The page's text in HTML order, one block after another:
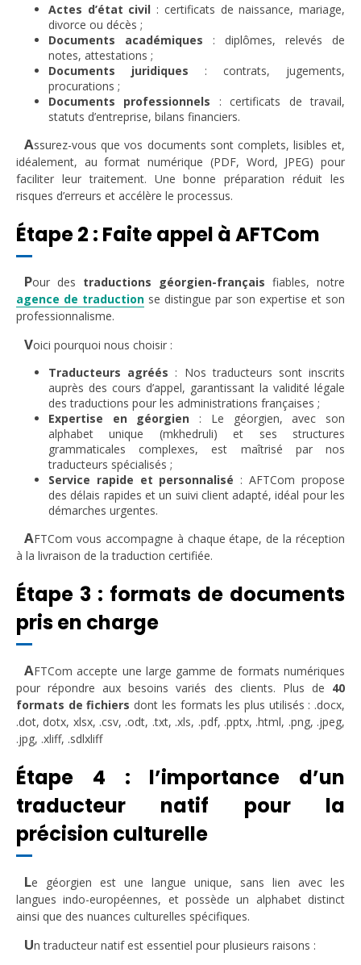
Actes d’état civil : certificats de naissance, mariage,
divorce ou décès ;
Documents académiques : diplômes, relevés de
notes, attestations ;
Documents juridiques : contrats, jugements,
procurations ;
Documents professionnels : certificats de travail,
statuts d’entreprise, bilans financiers.
Assurez-vous que vos documents sont complets, lisibles et,
idéalement, au format numérique (PDF, Word, JPEG) pour
faciliter leur traitement. Une bonne préparation réduit les
risques d’erreurs et accélère le processus.
Étape 2 : Faite appel à AFTCom
Pour des traductions géorgien-français fiables, notre
agence de traduction se distingue par son expertise et son
professionnalisme.
Voici pourquoi nous choisir :
Traducteurs agréés : Nos traducteurs sont inscrits
auprès des cours d’appel, garantissant la validité légale
des traductions pour les administrations françaises ;
Expertise en géorgien : Le géorgien, avec son
alphabet unique (mkhedruli) et ses structures
grammaticales complexes, est maîtrisé par nos
traducteurs spécialisés ;
Service rapide et personnalisé : AFTCom propose
des délais rapides et un suivi client adapté, idéal pour les
démarches urgentes.
AFTCom vous accompagne à chaque étape, de la réception
à la livraison de la traduction certifiée.
Étape 3 : formats de documents
pris en charge
AFTCom accepte une large gamme de formats numériques
pour répondre aux besoins variés des clients. Plus de 40
formats de fichiers dont les formats les plus utilisés : .docx,
.dot, dotx, xlsx, .csv, .odt, .txt, .xls, .pdf, .pptx, .html, .png, .jpeg,
.jpg, .xliff, .sdlxliff
Étape 4 : l’importance d’un
traducteur natif pour la
précision culturelle
Le géorgien est une langue unique, sans lien avec les
langues indo-européennes, et possède un alphabet distinct
ainsi que des nuances culturelles spécifiques.
Un traducteur natif est essentiel pour plusieurs raisons :